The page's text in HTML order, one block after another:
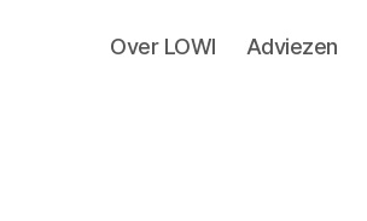
Over LOWI Adviezen